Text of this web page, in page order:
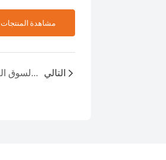
مشاهدة المنتجات
من أول اتصال إلى شراكة عميقة: كيف كسبنا السوق الروسية بالاحترافية والإخلاص في عام واحد فقط التالي